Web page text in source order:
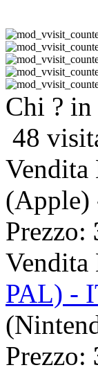
Chi ? in
48
Vendita
(Apple)
Prezzo:
Vendita
PAL) -
Prezzo: